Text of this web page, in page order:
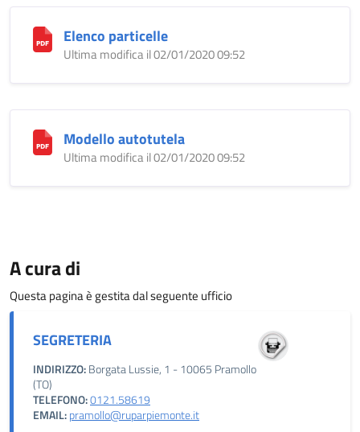
Elenco particelle
Ultima modifica il 02/01/2020 09:52
Modello autotutela
Ultima modifica il 02/01/2020 09:52
A cura di
Questa pagina è gestita dal seguente ufficio
SEGRETERIA
INDIRIZZO:Borgata Lussie, 1 - 10065 Pramollo
(TO)
TELEFONO:0121.58619
EMAIL:pramollo@ruparpiemonte.it